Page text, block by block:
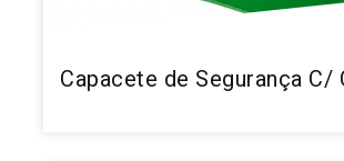
Capacete de Segurança C/